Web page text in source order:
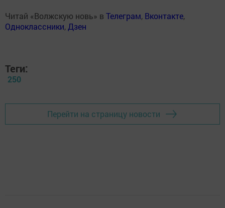
Читай «Волжскую новь» в Телеграм, Вконтакте,
Одноклассники, Дзен
Теги:
250
Перейти на страницу новости